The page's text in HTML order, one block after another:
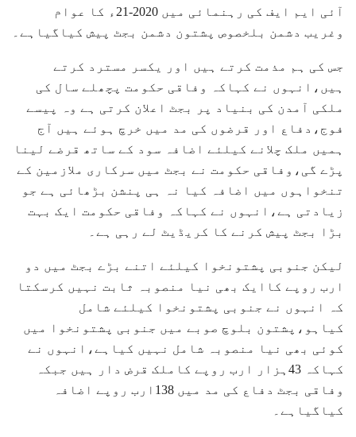
آئی ایم ایف کی رہنمائی میں 2020-21ء کا عوام
وغریب دشمن بلخصوص پشتون دشمن بجٹ پیش کیاگیاہے۔
جس کی ہم مذمت کرتے ہیں اور یکسر مسترد کرتے
ہیں،انہوں نے کہاکہ وفاقی حکومت پچھلے سال کی
ملکی آمدن کی بنیاد پر بجٹ اعلان کرتی ہے وہ پیسے
فوج،دفاع اور قرضوں کی مد میں خرچ ہوئے ہیں آج
ہمیں ملک چلانے کیلئے اضافہ سود کے ساتھ قرضے لینا
پڑے گی،وفاقی حکومت نے بجٹ میں سرکاری ملازمین کے
تنخواہوں میں اضافہ کیا نہ ہی پنشن بڑھائی ہے جو
زیادتی ہے،انہوں نے کہاکہ وفاقی حکومت ایک بہت
بڑا بجٹ پیش کرنے کا کریڈیٹ لے رہی ہے۔
لیکن جنوبی پشتونخوا کیلئے اتنے بڑے بجٹ میں دو
ارب روپے کاایک بھی نیا منصوبہ ثابت نہیں کرسکتا
کہ انہوں نے جنوبی پشتونخوا کیلئے شامل
کیاہو،پشتون بلوچ صوبے میں جنوبی پشتونخوا میں
کوئی بھی نیا منصوبہ شامل نہیں کیاہے،انہوں نے
کہاکہ 43ہزار ارب روپے کاملک قرض دار ہیں جبکہ
وفاقی بجٹ دفاع کی مد میں 138ارب روپے اضافہ
کیاگیاہے۔